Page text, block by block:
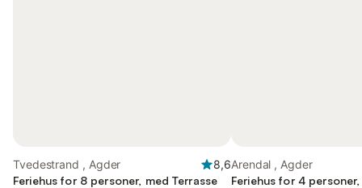
Tvedestrand , Agder
8,6
Feriehus for 8 personer, med Terrasse
Arendal , Agder
Feriehus for 4